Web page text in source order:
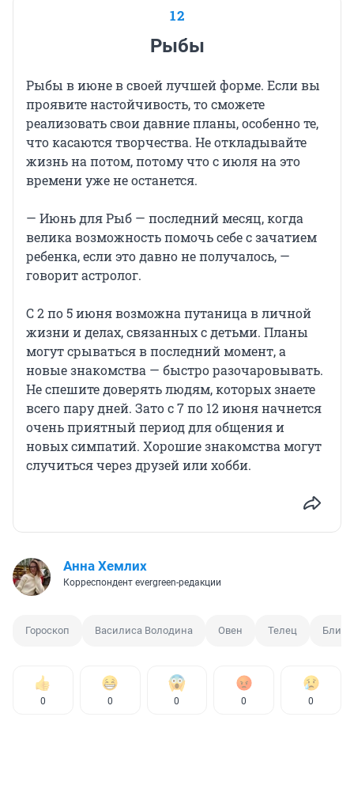
12
Рыбы
Рыбы в июне в своей лучшей форме. Если вы
проявите настойчивость, то сможете
реализовать свои давние планы, особенно те,
что касаются творчества. Не откладывайте
жизнь на потом, потому что с июля на это
времени уже не останется.
— Июнь для Рыб — последний месяц, когда
велика возможность помочь себе с зачатием
ребенка, если это давно не получалось, —
говорит астролог.
С 2 по 5 июня возможна путаница в личной
жизни и делах, связанных с детьми. Планы
могут срываться в последний момент, а
новые знакомства — быстро разочаровывать.
Не спешите доверять людям, которых знаете
всего пару дней. Зато с 7 по 12 июня начнется
очень приятный период для общения и
новых симпатий. Хорошие знакомства могут
случиться через друзей или хобби.
Анна Хемлих
Корреспондент evergreen-редакции
Гороскоп Василиса Володина Овен Телец
0 0 0 0 0